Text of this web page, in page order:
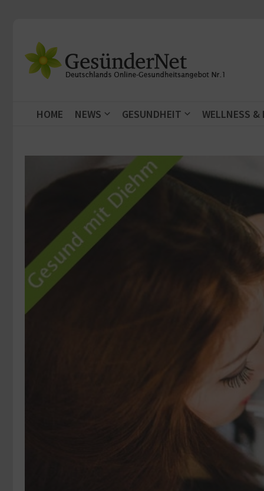
HOME NEWS GESUNDHEIT WELLNESS &